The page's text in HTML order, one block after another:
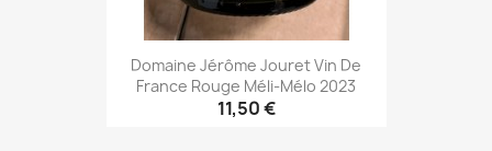
Domaine Jérôme Jouret Vin De
France Rouge Méli-Mélo 2023
11,50 €